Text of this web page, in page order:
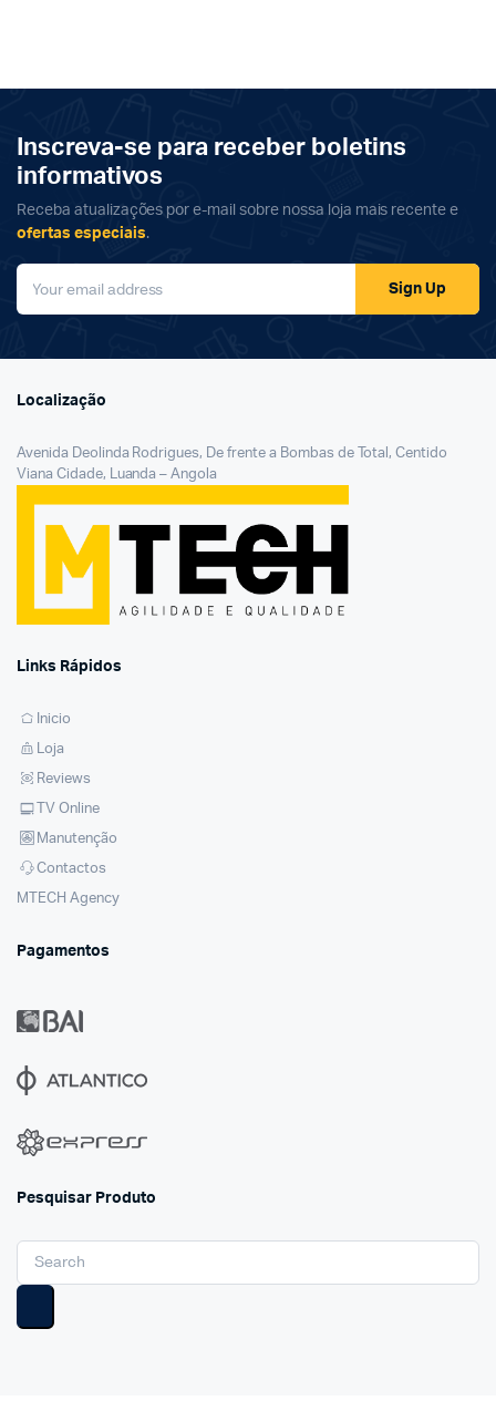
Inscreva-se para receber boletins
informativos
Receba atualizações por e-mail sobre nossa loja mais recente e
ofertas especiais.
Sign Up
Localização
Avenida Deolinda Rodrigues, De frente a Bombas de Total, Centido
Viana Cidade, Luanda – Angola
Links Rápidos
Inicio
Loja
Reviews
TV Online
Manutenção
Contactos
MTECH Agency
Pagamentos
Pesquisar Produto